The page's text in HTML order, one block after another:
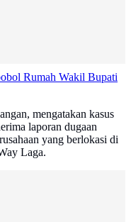
Rumah Wakil Bupati
mengatakan kasus
laporan dugaan
yang berlokasi di
Laga.